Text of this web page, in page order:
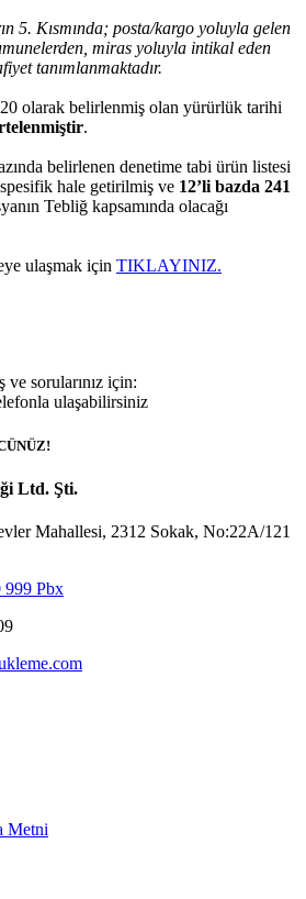
5. Kısmında; posta/kargo yoluyla gelen
miras yoluyla intikal eden
tanımlanmaktadır.
olarak belirlenmiş olan yürürlük tarihi
.
belirlenen denetime tabi ürün listesi
hale getirilmiş ve 12’li bazda 241
Tebliğ kapsamında olacağı
ulaşmak için TIKLAYINIZ.
sorularınız için:
ulaşabilirsiniz
Ltd. Şti.
Mahallesi, 2312 Sokak, No:22A/121
999 Pbx
Metni